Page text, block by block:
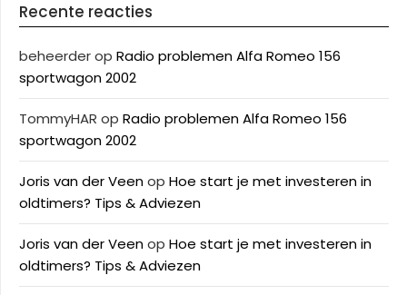
Recente reacties
beheerderop Radio problemen Alfa Romeo 156
sportwagon 2002
TommyHAR op Radio problemen Alfa Romeo 156
sportwagon 2002
Joris van der Veenop Hoe start je met investeren in
oldtimers? Tips & Adviezen
Joris van der Veenop Hoe start je met investeren in
oldtimers? Tips & Adviezen